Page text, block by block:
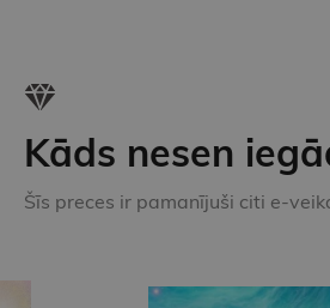
Kāds nesen
Šīs preces ir pamanījuši citi e-